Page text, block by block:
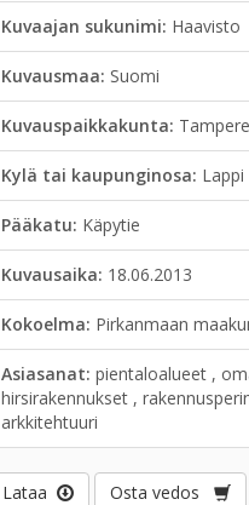
Kuvaajan sukunimi: Haavisto
Kuvausmaa: Suomi
Kuvauspaikkakunta: Tampere
Kylä tai kaupunginosa: Lappi
Pääkatu: Käpytie
Kuvausaika: 18.06.2013
Kokoelma: Pirkanmaan
Asiasanat:pientaloalueet ,
hirsirakennukset ,
arkkitehtuuri
Lataa Osta vedos